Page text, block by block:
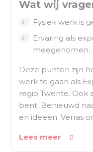
weer correct
Verzendklaar
beschikbaarheid
Wat wij
Fysiek werk is
Ervaring als
meegenomen,
Deze punten zijn
werk te gaan als
regio Twente. Ook
bent. Benieuwd
en ideeën. Verras
Lees meer